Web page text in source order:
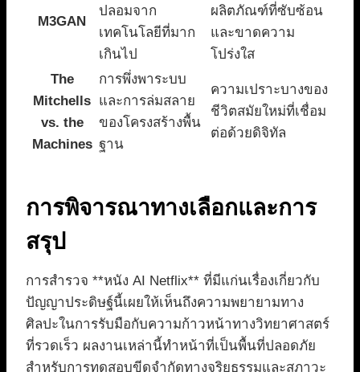
M3GAN
ปลอมจาก
เทคโนโลยีที่มาก
เกินไป
ผลิตภัณฑ์ที่ซับซ้อน
และขาดความ
โปร่งใส
The
Mitchells
vs. the
Machines
การพึ่งพาระบบ
และการล่มสลาย
ของโครงสร้างพื้น
ฐาน
ความเปราะบางของ
ชีวิตสมัยใหม่ที่เชื่อม
ต่อด้วยดิจิทัล
การพิจารณาทางเลือกและการ
สรุป
การสำรวจ **หนัง AI Netflix** ที่มีแก่นเรื่องเกี่ยวกับ
ปัญญาประดิษฐ์นี้เผยให้เห็นถึงความพยายามทาง
ศิลปะในการรับมือกับความก้าวหน้าทางวิทยาศาสตร์
ที่รวดเร็ว ผลงานเหล่านี้ทำหน้าที่เป็นพื้นที่ปลอดภัย
สำหรับการทดสอบขีดจำกัดทางจริยธรรมและสภาวะ